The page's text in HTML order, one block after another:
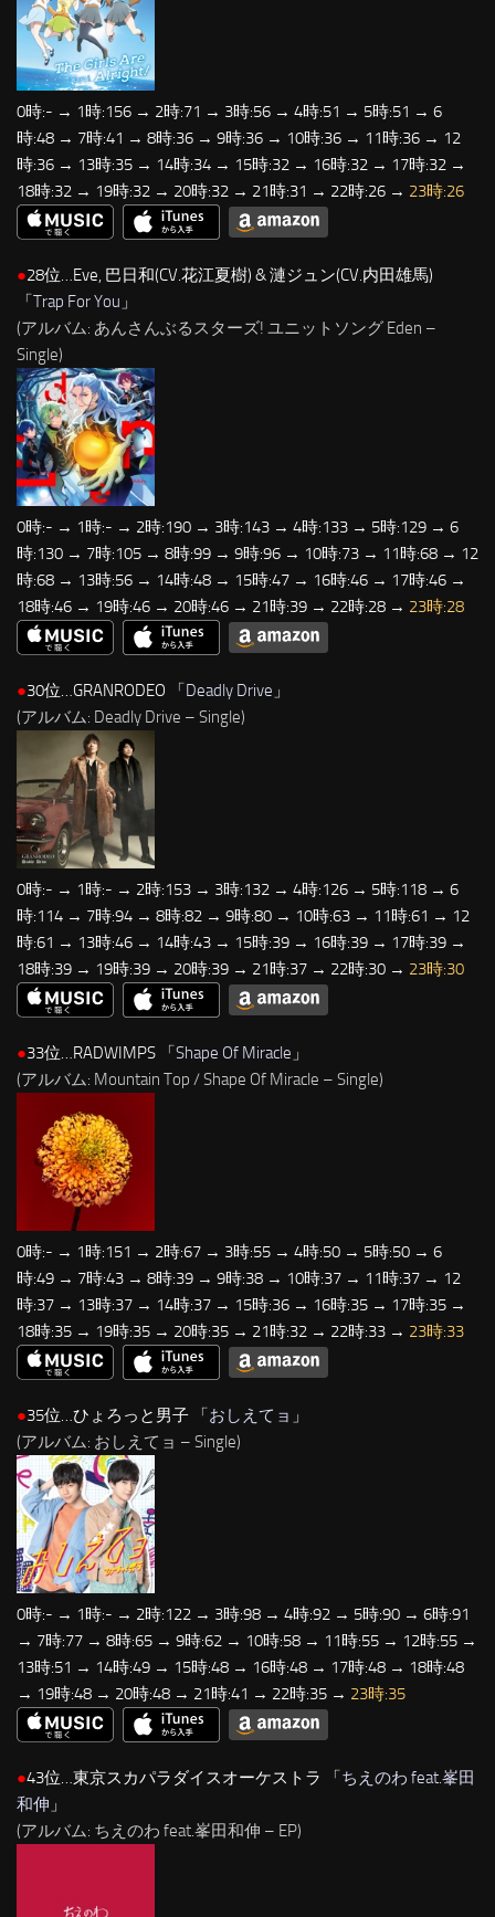
0時:- → 1時:156 → 2時:71 → 3時:56 → 4時:51 → 5時:51 → 6
時:48 → 7時:41 → 8時:36 → 9時:36 → 10時:36 → 11時:36 → 12
時:36 → 13時:35 → 14時:34 → 15時:32 → 16時:32 → 17時:32 →
18時:32 → 19時:32 → 20時:32 → 21時:31 → 22時:26 → 23時:26
●28位…Eve, 巴日和(CV.花江夏樹) & 漣ジュン(CV.内田雄馬)
「Trap For You 」
(アルバム: あんさんぶるスターズ! ユニットソング Eden –
Single)
0時:- → 1時:- → 2時:190 → 3時:143 → 4時:133 → 5時:129 → 6
時:130 → 7時:105 → 8時:99 → 9時:96 → 10時:73 → 11時:68 → 12
時:68 → 13時:56 → 14時:48 → 15時:47 → 16時:46 → 17時:46 →
18時:46 → 19時:46 → 20時:46 → 21時:39 → 22時:28 → 23時:28
●30位…GRANRODEO 「 Deadly Drive 」
(アルバム: Deadly Drive – Single)
0時:- → 1時:- → 2時:153 → 3時:132 → 4時:126 → 5時:118 → 6
時:114 → 7時:94 → 8時:82 → 9時:80 → 10時:63 → 11時:61 → 12
時:61 → 13時:46 → 14時:43 → 15時:39 → 16時:39 → 17時:39 →
18時:39 → 19時:39 → 20時:39 → 21時:37 → 22時:30 → 23時:30
●33位…RADWIMPS 「Shape Of Miracle 」
(アルバム: Mountain Top / Shape Of Miracle – Single)
0時:- → 1時:151 → 2時:67 → 3時:55 → 4時:50 → 5時:50 → 6
時:49 → 7時:43 → 8時:39 → 9時:38 → 10時:37 → 11時:37 → 12
時:37 → 13時:37 → 14時:37 → 15時:36 → 16時:35 → 17時:35 →
18時:35 → 19時:35 → 20時:35 → 21時:32 → 22時:33 → 23時:33
●35位…ひょろっと男子 「おしえてョ 」
(アルバム: おしえてョ – Single)
0時:- → 1時:- → 2時:122 → 3時:98 → 4時:92 → 5時:90 → 6時:91
→ 7時:77 → 8時:65 → 9時:62 → 10時:58 → 11時:55 → 12時:55 →
13時:51 → 14時:49 → 15時:48 → 16時:48 → 17時:48 → 18時:48
→ 19時:48 → 20時:48 → 21時:41 → 22時:35 → 23時:35
●43位…東京スカパラダイスオーケストラ 「ちえのわ feat.峯田
和伸 」
(アルバム: ちえのわ feat.峯田和伸 – EP)